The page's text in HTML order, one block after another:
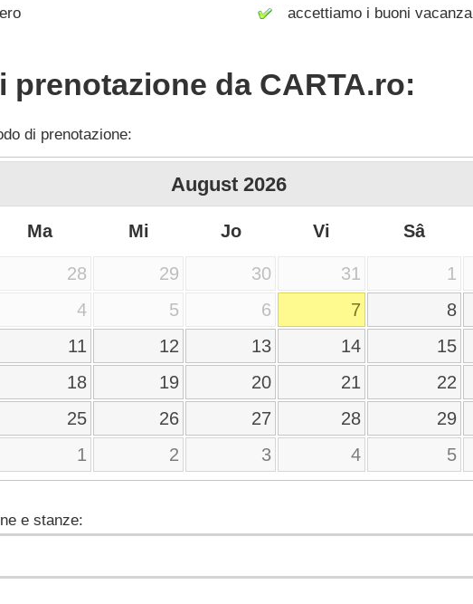
accettiamo i buoni vacanza
prenotazione da CARTA.ro:
di prenotazione:
August 2026
Ma Mi Jo Vi Sâ
28 29 30 31 1
4 5 6 7 8
11 12 13 14 15
18 19 20 21 22
25 26 27 28 29
1 2 3 4 5
e stanze: